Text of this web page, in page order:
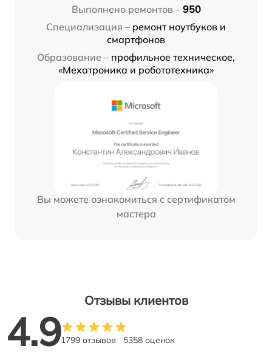
Выполнено ремонтов – 950
Специализация – ремонт ноутбуков и
смартфонов
Образование – профильное техническое,
«Мехатроника и робототехника»
Вы можете ознакомиться с сертификатом
мастера
Отзывы клиентов
4.91799 отзывов 5358 оценок